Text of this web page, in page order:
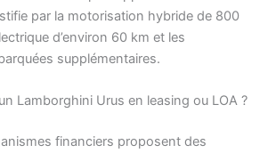
par la motorisation hybride de 800
d’environ 60 km et les
supplémentaires.
Lamborghini Urus en leasing ou LOA ?
financiers proposent des